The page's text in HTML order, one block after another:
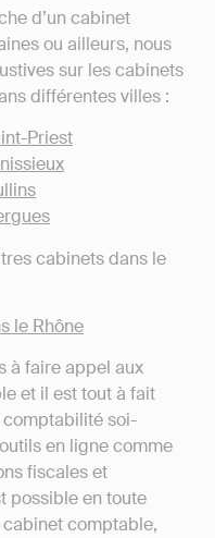
d’un cabinet
ou ailleurs, nous
sur les cabinets
différentes villes :
Priest
cabinets dans le
le Rhône
à faire appel aux
et il est tout à fait
soi-
en ligne comme
fiscales et
possible en toute
comptable,